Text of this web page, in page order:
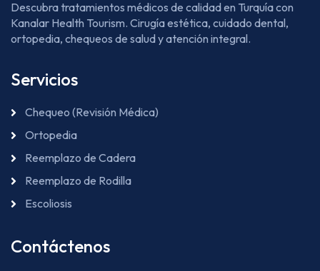
Descubra tratamientos médicos de calidad en Turquía con
Kanalar Health Tourism. Cirugía estética, cuidado dental,
ortopedia, chequeos de salud y atención integral.
Servicios
Chequeo (Revisión Médica)
Ortopedia
Reemplazo de Cadera
Reemplazo de Rodilla
Escoliosis
Contáctenos